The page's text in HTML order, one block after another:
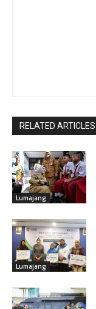
RELATED ARTICLES
Lumajang
Lumajang